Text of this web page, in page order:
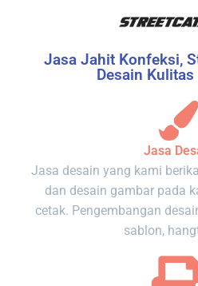
Jasa Jahit Konfeksi,
Desain
Jasa
Jasa desain yang kami
dan desain gambar pada
cetak. Pengembangan
sablon,